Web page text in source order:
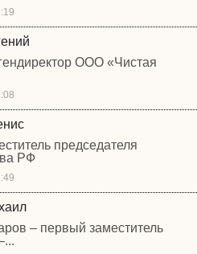
ООО «Чистая
председателя
РФ
– первый заместитель